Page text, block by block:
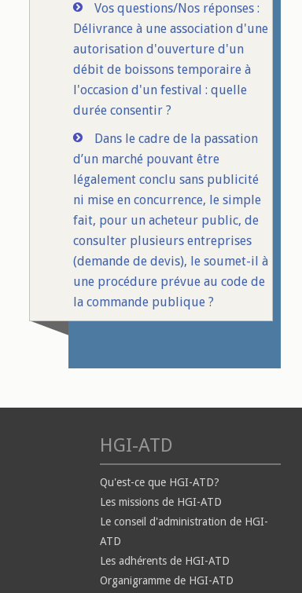
Vos questions/Nos réponses :
Délivrance à une association d'une
autorisation d'ouverture d'un
débit de boissons temporaire à
l'occasion d'un festival : quelle
durée consentir ?
Dans le cadre de la passation
d’un marché pouvant être
légalement conclu sans publicité
ni mise en concurrence, le simple
fait, pour un acheteur public, de
consulter plusieurs entreprises
(demande de devis), le soumet-il à
une procédure prévue au code de
la commande publique ?
HGI-ATD
Qu'est-ce que HGI-ATD?
Les missions de HGI-ATD
Le conseil d'administration de HGI-
ATD
Les adhérents de HGI-ATD
Organigramme de HGI-ATD